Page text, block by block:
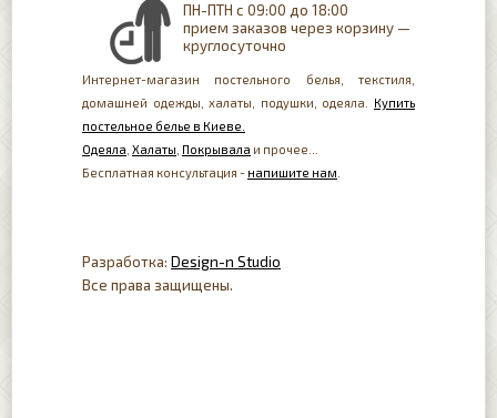
ПН-ПТН с 09:00 до 18:00
прием заказов через корзину —
круглосуточно
Интернет-магазин постельного белья, текстиля,
домашней одежды, халаты, подушки, одеяла. Купить
постельное белье в Киеве.
Одеяла Халаты Покрывала и прочее...
Бесплатная консультация - напишите нам
Разработка: Design-n Studio
Все права защищены.